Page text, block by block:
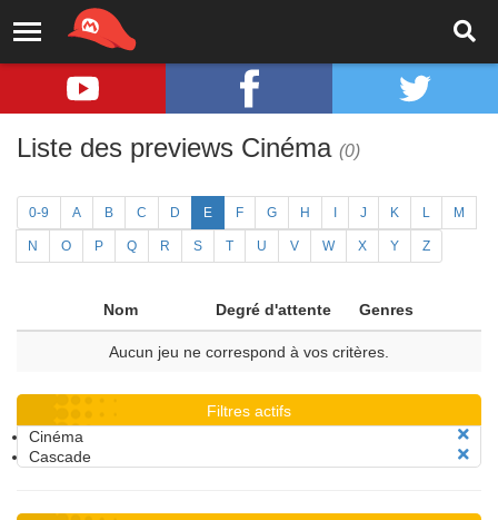
Liste des previews Cinéma (0)
0-9 A B C D E F G H J K L M
N O P Q R S T U V W X Y Z
Nom Degré d'attente Genres
Aucun jeu ne correspond à vos critères.
Filtres actifs
Cinéma
Cascade